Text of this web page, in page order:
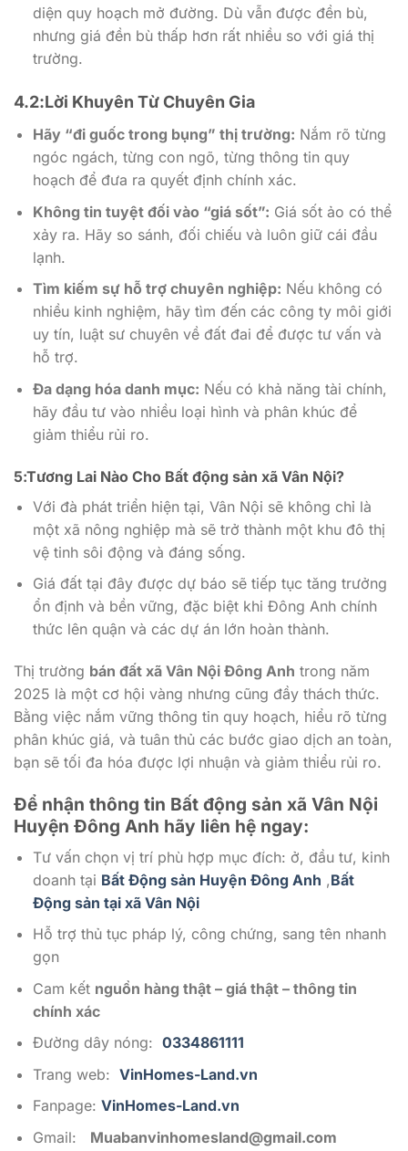
diện quy hoạch mở đường. Dù vẫn được đền bù,
nhưng giá đền bù thấp hơn rất nhiều so với giá thị
trường.
4.2:Lời Khuyên Từ Chuyên Gia
Hãy “đi guốc trong bụng” thị trường: Nắm rõ từng
ngóc ngách, từng con ngõ, từng thông tin quy
hoạch để đưa ra quyết định chính xác.
Không tin tuyệt đối vào “giá sốt”: Giá sốt ảo có thể
xảy ra. Hãy so sánh, đối chiếu và luôn giữ cái đầu
lạnh.
Tìm kiếm sự hỗ trợ chuyên nghiệp: Nếu không có
nhiều kinh nghiệm, hãy tìm đến các công ty môi giới
uy tín, luật sư chuyên về đất đai để được tư vấn và
hỗ trợ.
Đa dạng hóa danh mục: Nếu có khả năng tài chính,
hãy đầu tư vào nhiều loại hình và phân khúc để
giảm thiểu rủi ro.
5:Tương Lai Nào Cho Bất động sản xã Vân Nội?
Với đà phát triển hiện tại, Vân Nội sẽ không chỉ là
một xã nông nghiệp mà sẽ trở thành một khu đô thị
vệ tinh sôi động và đáng sống.
Giá đất tại đây được dự báo sẽ tiếp tục tăng trưởng
ổn định và bền vững, đặc biệt khi Đông Anh chính
thức lên quận và các dự án lớn hoàn thành.
Thị trường bán đất xã Vân Nội Đông Anh trong năm
2025 là một cơ hội vàng nhưng cũng đầy thách thức.
Bằng việc nắm vững thông tin quy hoạch, hiểu rõ từng
phân khúc giá, và tuân thủ các bước giao dịch an toàn,
bạn sẽ tối đa hóa được lợi nhuận và giảm thiểu rủi ro.
Để nhận thông tin Bất động sản xã Vân Nội
Huyện Đông Anh hãy liên hệ ngay:
Tư vấn chọn vị trí phù hợp mục đích: ở, đầu tư, kinh
doanh tại Bất Động sản Huyện Đông Anh ,Bất
Động sản tại xã Vân Nội
Hỗ trợ thủ tục pháp lý, công chứng, sang tên nhanh
gọn
Cam kết nguồn hàng thật – giá thật – thông tin
chính xác
Đường dây nóng: 0334861111
Trang web: VinHomes-Land.vn
Fanpage: VinHomes-Land.vn
Gmail: Muabanvinhomesland@gmail.com